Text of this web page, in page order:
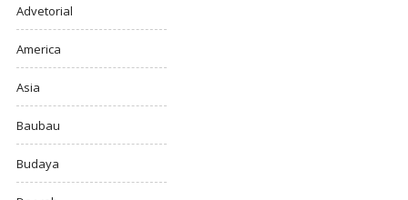
Advetorial
America
Asia
Baubau
Budaya